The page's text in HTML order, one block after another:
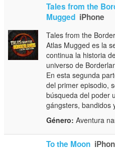
Tales from the
Mugged iPhone
Tales from the
Atlas Mugged es la
continua la historia
universo de
En esta segunda
del primer episodio,
búsqueda del poder
gángsters, bandidos
Género: Aventura
To the Moon